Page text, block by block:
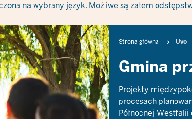
na wybrany język. Możliwe są zatem
Breadcrumb
Strona główna Uvo
Gmina
Projekty
procesach
Północnej-